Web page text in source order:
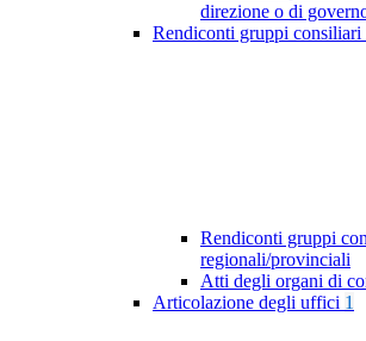
direzione o di
Rendiconti gruppi
Rendiconti gruppi
regionali/provinciali
Atti degli organi di
Articolazione degli uffici 1